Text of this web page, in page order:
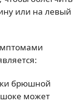
или на левый
брюшной
шоке может